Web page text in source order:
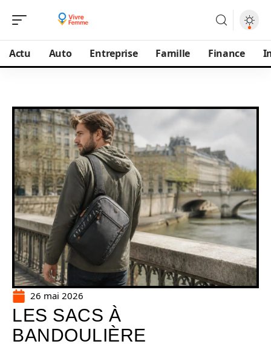
Actu Auto Entreprise Famille Finance
26 mai 2026
LES SACS À
BANDOULIÈRE